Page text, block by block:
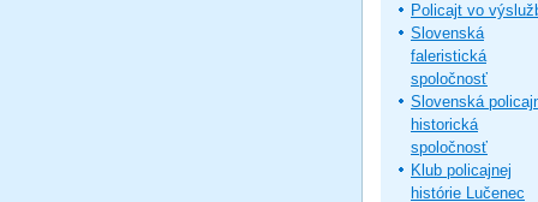
Policajt vo
Slovenská
faleristická
spoločnosť
Slovenská
historická
spoločnosť
Klub policajnej
histórie Lučenec